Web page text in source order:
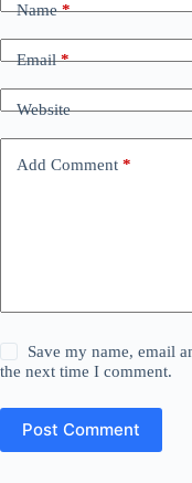
Name*
Email*
Website
Add Comment *
Save my name, email
the next time I comment.
Post Comment